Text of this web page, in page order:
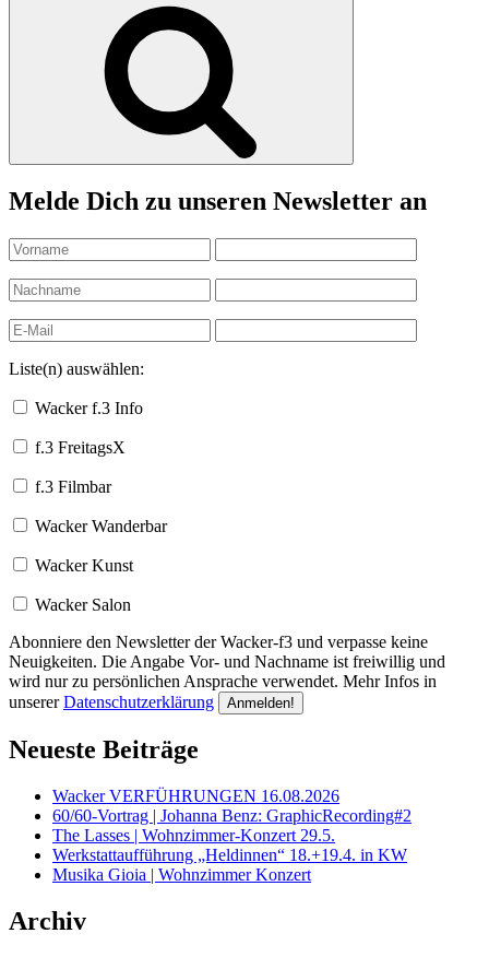
Melde Dich zu unseren Newsletter an
Liste(n) auswählen:
Wacker f.3 Info
f.3 FreitagsX
f.3 Filmbar
Wacker Wanderbar
Wacker Kunst
Wacker Salon
Abonniere den Newsletter der Wacker-f3 und verpasse keine
Neuigkeiten. Die Angabe Vor- und Nachname ist freiwillig und
wird nur zu persönlichen Ansprache verwendet. Mehr Infos in
unsererDatenschutzerklärung
Neueste Beiträge
Wacker VERFÜHRUNGEN 16.08.2026
60/60-Vortrag | Johanna Benz: GraphicRecording#2
The Lasses | Wohnzimmer-Konzert 29.5.
Werkstattaufführung „Heldinnen“ 18.+19.4. in KW
Musika Gioia | Wohnzimmer Konzert
Archiv